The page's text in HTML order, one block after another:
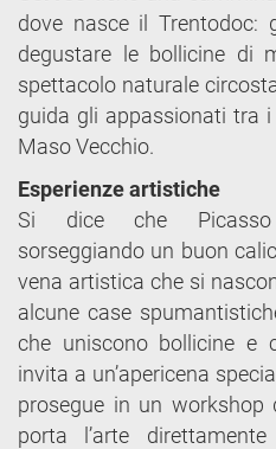
dove nasce il Trentodoc:
degustare le bollicine di
spettacolo naturale
guida gli appassionati tra
Maso Vecchio.
Esperienze artistiche
Si dice che Picasso
sorseggiando un buon
vena artistica che si
alcune case
che uniscono bollicine e
invita a un’apericena
prosegue in un
porta l’arte